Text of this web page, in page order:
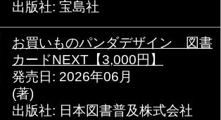
出版社: 宝島社
お買いものパンダデザイン 図書
カードNEXT【3,000円】
発売日: 2026年06月
(著)
出版社: 日本図書普及株式会社